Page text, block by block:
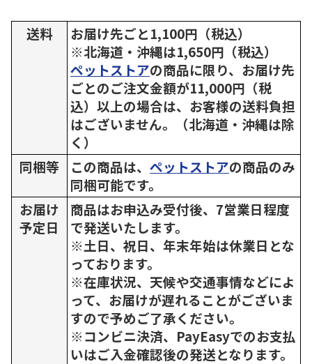
送料
お届け先ごと1,100円（税込）
※北海道・沖縄は1,650円（税込）
ペットストアの商品に限り、お届け先
ごとのご注文金額が11,000円（税
込）以上の場合は、お客様の送料負担
はございません。（北海道・沖縄は除
く）
同梱等
この商品は、 ペットストアの商品のみ
同梱可能です。
お届け
予定日
商品はお申込み受付後、7営業日程度
で発送いたします。
※土日、祝日、年末年始は休業日とな
っております。
※在庫状況、天候や交通事情などによ
って、お届けが遅れることがございま
すので予めご了承ください。
※コンビニ決済、PayEasyでのお支払
いはご入金確認後の発送となります。